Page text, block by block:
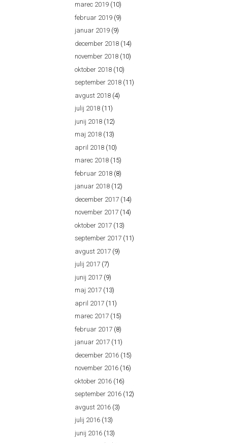
marec 2019 (10)
februar 2019 (9)
januar 2019 (9)
december 2018 (14)
november 2018 (10)
oktober 2018 (10)
september 2018 (11)
avgust 2018 (4)
julij 2018 (11)
junij 2018 (12)
maj 2018 (13)
april 2018 (10)
marec 2018 (15)
februar 2018 (8)
januar 2018 (12)
december 2017 (14)
november 2017 (14)
oktober 2017 (13)
september 2017 (11)
avgust 2017 (9)
julij 2017 (7)
junij 2017 (9)
maj 2017 (13)
april 2017 (11)
marec 2017 (15)
februar 2017 (8)
januar 2017 (11)
december 2016 (15)
november 2016 (16)
oktober 2016 (16)
september 2016 (12)
avgust 2016 (3)
julij 2016 (13)
junij 2016 (13)